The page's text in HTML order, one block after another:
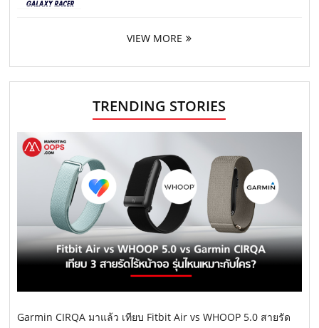
VIEW MORE
TRENDING STORIES
Garmin CIRQA มาแล้ว เทียบ Fitbit Air vs WHOOP 5.0 สายรัด